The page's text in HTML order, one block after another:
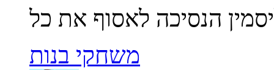
משחקי בנות